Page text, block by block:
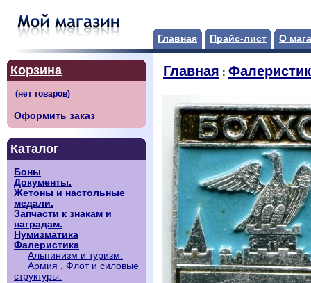
Главная Прайс-лист О
Корзина
Оформить заказ
Каталог
Боны
Документы.
Жетоны и настольные
медали.
Запчасти к знакам и
наградам.
Нумизматика
Фалеристика
Альпинизм и туризм.
Армия , Флот и силовые
структуры.
Главная :